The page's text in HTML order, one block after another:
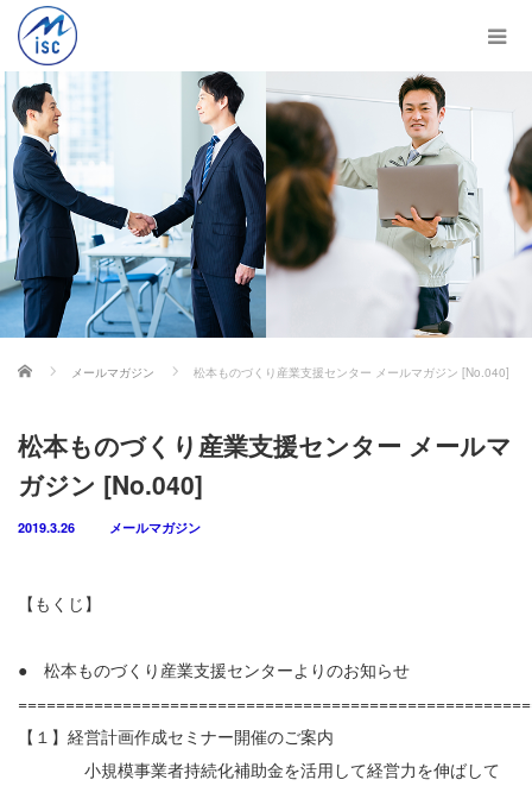
ホーム メールマガジン 松本ものづくり産業支援センター メールマガジン [No.040]
松本ものづくり産業支援センター メールマ
ガジン [No.040]
2019.3.26 メールマガジン
【もくじ】
● 松本ものづくり産業支援センターよりのお知らせ
【１】経営計画作成セミナー開催のご案内
小規模事業者持続化補助金を活用して経営力を伸ばして